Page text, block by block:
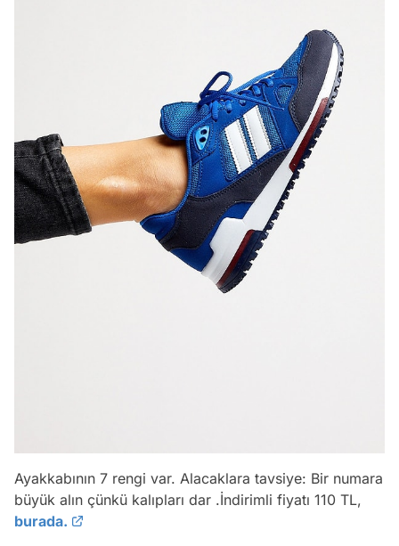
Ayakkabının 7 rengi var. Alacaklara tavsiye: Bir numara
büyük alın çünkü kalıpları dar .İndirimli fiyatı 110 TL,
burada.